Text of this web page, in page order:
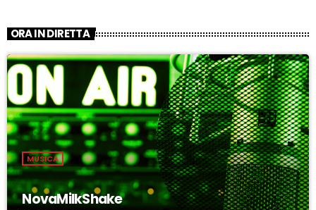
ORA IN DIRETTA
MUSICA
NovaMilkShake